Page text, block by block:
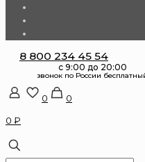
8 800 234 45 54
0
0
0 ₽